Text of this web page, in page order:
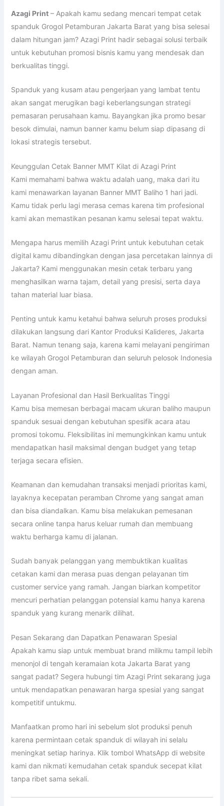
Azagi Print– Apakah kamu sedang mencari tempat cetak
spanduk Grogol Petamburan Jakarta Barat yang bisa selesai
dalam hitungan jam? Azagi Print hadir sebagai solusi terbaik
untuk kebutuhan promosi bisnis kamu yang mendesak dan
berkualitas tinggi.
Spanduk yang kusam atau pengerjaan yang lambat tentu
akan sangat merugikan bagi keberlangsungan strategi
pemasaran perusahaan kamu. Bayangkan jika promo besar
besok dimulai, namun banner kamu belum siap dipasang di
lokasi strategis tersebut.
Keunggulan Cetak Banner MMT Kilat di Azagi Print
Kami memahami bahwa waktu adalah uang, maka dari itu
kami menawarkan layanan Banner MMT Baliho 1 hari jadi.
Kamu tidak perlu lagi merasa cemas karena tim profesional
kami akan memastikan pesanan kamu selesai tepat waktu.
Mengapa harus memilih Azagi Print untuk kebutuhan cetak
digital kamu dibandingkan dengan jasa percetakan lainnya di
Jakarta? Kami menggunakan mesin cetak terbaru yang
menghasilkan warna tajam, detail yang presisi, serta daya
tahan material luar biasa.
Penting untuk kamu ketahui bahwa seluruh proses produksi
dilakukan langsung dari Kantor Produksi Kalideres, Jakarta
Barat. Namun tenang saja, karena kami melayani pengiriman
ke wilayah Grogol Petamburan dan seluruh pelosok Indonesia
dengan aman.
Layanan Profesional dan Hasil Berkualitas Tinggi
Kamu bisa memesan berbagai macam ukuran baliho maupun
spanduk sesuai dengan kebutuhan spesifik acara atau
promosi tokomu. Fleksibilitas ini memungkinkan kamu untuk
mendapatkan hasil maksimal dengan budget yang tetap
terjaga secara efisien.
Keamanan dan kemudahan transaksi menjadi prioritas kami,
layaknya kecepatan peramban Chrome yang sangat aman
dan bisa diandalkan. Kamu bisa melakukan pemesanan
secara online tanpa harus keluar rumah dan membuang
waktu berharga kamu di jalanan.
Sudah banyak pelanggan yang membuktikan kualitas
cetakan kami dan merasa puas dengan pelayanan tim
customer service yang ramah. Jangan biarkan kompetitor
mencuri perhatian pelanggan potensial kamu hanya karena
spanduk yang kurang menarik dilihat.
Pesan Sekarang dan Dapatkan Penawaran Spesial
Apakah kamu siap untuk membuat brand milikmu tampil lebih
menonjol di tengah keramaian kota Jakarta Barat yang
sangat padat? Segera hubungi tim Azagi Print sekarang juga
untuk mendapatkan penawaran harga spesial yang sangat
kompetitif untukmu.
Manfaatkan promo hari ini sebelum slot produksi penuh
karena permintaan cetak spanduk di wilayah ini selalu
meningkat setiap harinya. Klik tombol WhatsApp di website
kami dan nikmati kemudahan cetak spanduk secepat kilat
tanpa ribet sama sekali.